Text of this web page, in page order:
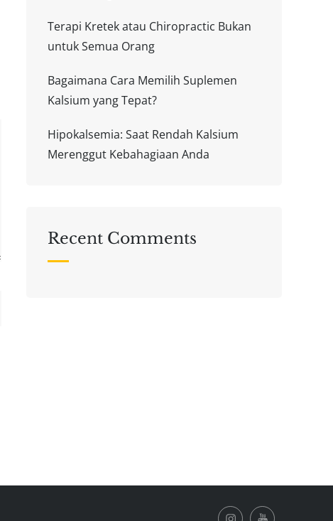
Terapi Kretek atau Chiropractic Bukan
untuk Semua Orang
Bagaimana Cara Memilih Suplemen
Kalsium yang Tepat?
Hipokalsemia: Saat Rendah Kalsium
Merenggut Kebahagiaan Anda
Recent Comments